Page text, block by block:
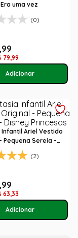
uma vez
(0)
,99
79,99
Infantil Ariel Vestido
Pequena Sereia -
(2)
,99
63,33